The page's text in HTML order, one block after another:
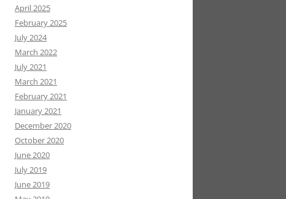
April 2025
February 2025
July 2024
March 2022
July 2021
March 2021
February 2021
January 2021
December 2020
October 2020
June 2020
July 2019
June 2019